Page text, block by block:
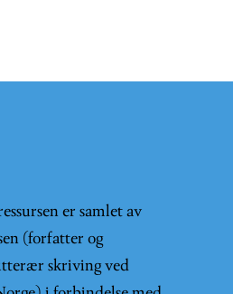
er samlet av
(forfatter og
skriving ved